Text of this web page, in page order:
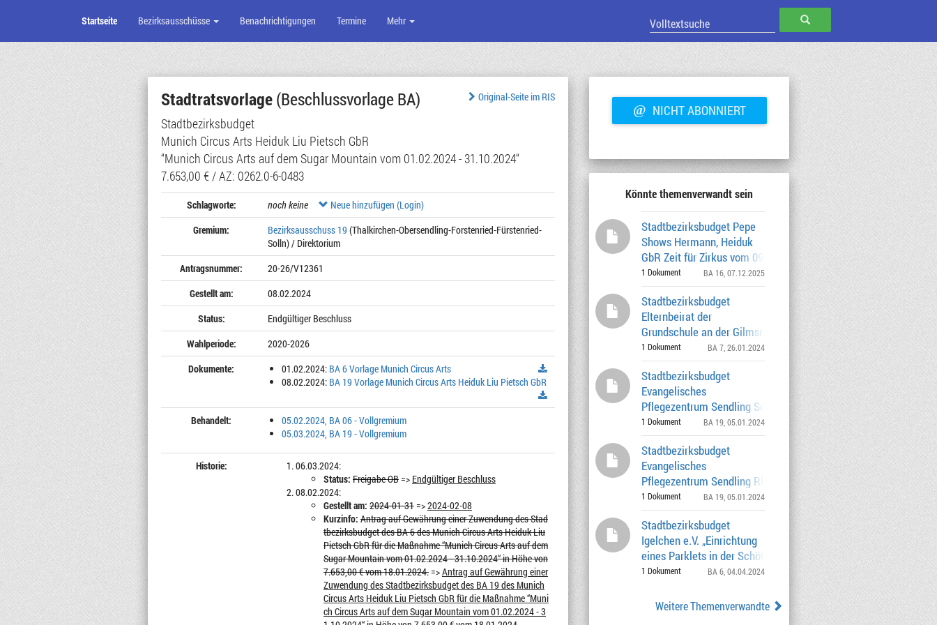
Zum
Seiteninhalt
SUCHEN
Startseite Bezirksausschüsse Benachrichtigungen Termine Mehr
Original-Seite im RIS
Stadtratsvorlage(Beschlussvorlage BA)
Stadtbezirksbudget
Munich Circus Arts Heiduk Liu Pietsch GbR
“Munich Circus Arts auf dem Sugar Mountain vom 01.02.2024 - 31.10.2024“
7.653,00 € / AZ: 0262.0-6-0483
Schlagworte: noch keine
Neue hinzufügen (Login)
Gremium:
Bezirksausschuss 19 (Thalkirchen-Obersendling-Forstenried-Fürstenried-
Solln) / Direktorium
Antragsnummer:
20-26/V12361
Gestellt am:
08.02.2024
Status:
Endgültiger Beschluss
Wahlperiode:
2020-2026
Dokumente:
01.02.2024: BA 6 Vorlage Munich Circus Arts
08.02.2024: BA 19 Vorlage Munich Circus Arts Heiduk Liu Pietsch GbR
Behandelt:
05.02.2024, BA 06 - Vollgremium
05.03.2024, BA 19 - Vollgremium
Historie:
06.03.2024:
Status: Freigabe OB=> Endgültiger Beschluss
08.02.2024:
Gestellt am: 2024-01-31=>2024-02-08
Kurzinfo: Antrag auf Gewährung einer Zuwendung des Stad
tbezirksbudget des BA 6 des Munich Circus Arts Heiduk Liu
Pietsch GbR für die Maßnahme “Munich Circus Arts auf dem
Sugar Mountain vom 01.02.2024 - 31.10.2024“ in Höhe von
7.653,00 € vom 18.01.2024.=>Antrag auf Gewährung einer
Zuwendung des Stadtbezirksbudget des BA 19 des Munich
Circus Arts Heiduk Liu Pietsch GbR für die Maßnahme “Muni
ch Circus Arts auf dem Sugar Mountain vom 01.02.2024 - 3
@ NICHT ABONNIERT
Könnte themenverwandt sein
Stadtbezirksbudget Pepe
Shows Hermann, Heiduk
GbR Zeit für Zirkus vom 09. - 16.11.2025
10.000,00
1 Dokument BA 16, 07.12.2025
Stadtbezirksbudget
Elternbeirat der
Grundschule an der Gilmsraße 46 „Komm,
wir finden eine Lösung
1 Dokument BA 7, 26.01.2024
Stadtbezirksbudget
Evangelisches
Pflegezentrum Sendling Schlageronkel
vom 01.02.2024 -31.01.2025
1 Dokument BA 19, 05.01.2024
Stadtbezirksbudget
Evangelisches
Pflegezentrum Sendling Rhythmik vom
01.02.2024 -31.01.2025 1.62
1 Dokument BA 19, 05.01.2024
Stadtbezirksbudget
Igelchen e.V. „Einrichtung
eines Parklets in der Schöttlstraße vom
01.04.2024
1 Dokument BA 6, 04.04.2024
Weitere Themenverwandte